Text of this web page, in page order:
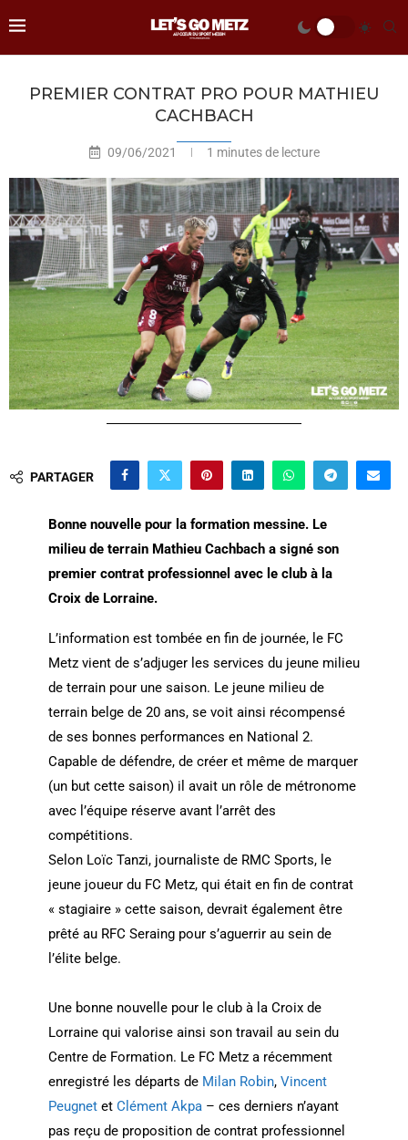
PREMIER CONTRAT PRO POUR MATHIEU
CACHBACH
09/06/2021 1 minutes de lecture
PARTAGER
Bonne nouvelle pour la formation messine. Le
milieu de terrain Mathieu Cachbach a signé son
premier contrat professionnel avec le club à la
Croix de Lorraine.
L’information est tombée en fin de journée, le FC
Metz vient de s’adjuger les services du jeune milieu
de terrain pour une saison. Le jeune milieu de
terrain belge de 20 ans, se voit ainsi récompensé
de ses bonnes performances en National 2.
Capable de défendre, de créer et même de marquer
(un but cette saison) il avait un rôle de métronome
avec l’équipe réserve avant l’arrêt des
compétitions.
Selon Loïc Tanzi, journaliste de RMC Sports, le
jeune joueur du FC Metz, qui était en fin de contrat
« stagiaire » cette saison, devrait également être
prêté au RFC Seraing pour s’aguerrir au sein de
l’élite belge.
Une bonne nouvelle pour le club à la Croix de
Lorraine qui valorise ainsi son travail au sein du
Centre de Formation. Le FC Metz a récemment
enregistré les départs de Milan Robin, Vincent
Peugnetet Clément Akpa– ces derniers n’ayant
pas reçu de proposition de contrat professionnel